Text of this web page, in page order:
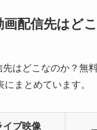
配信先はど
はどこなのか？無
まとめています。
イブ映像